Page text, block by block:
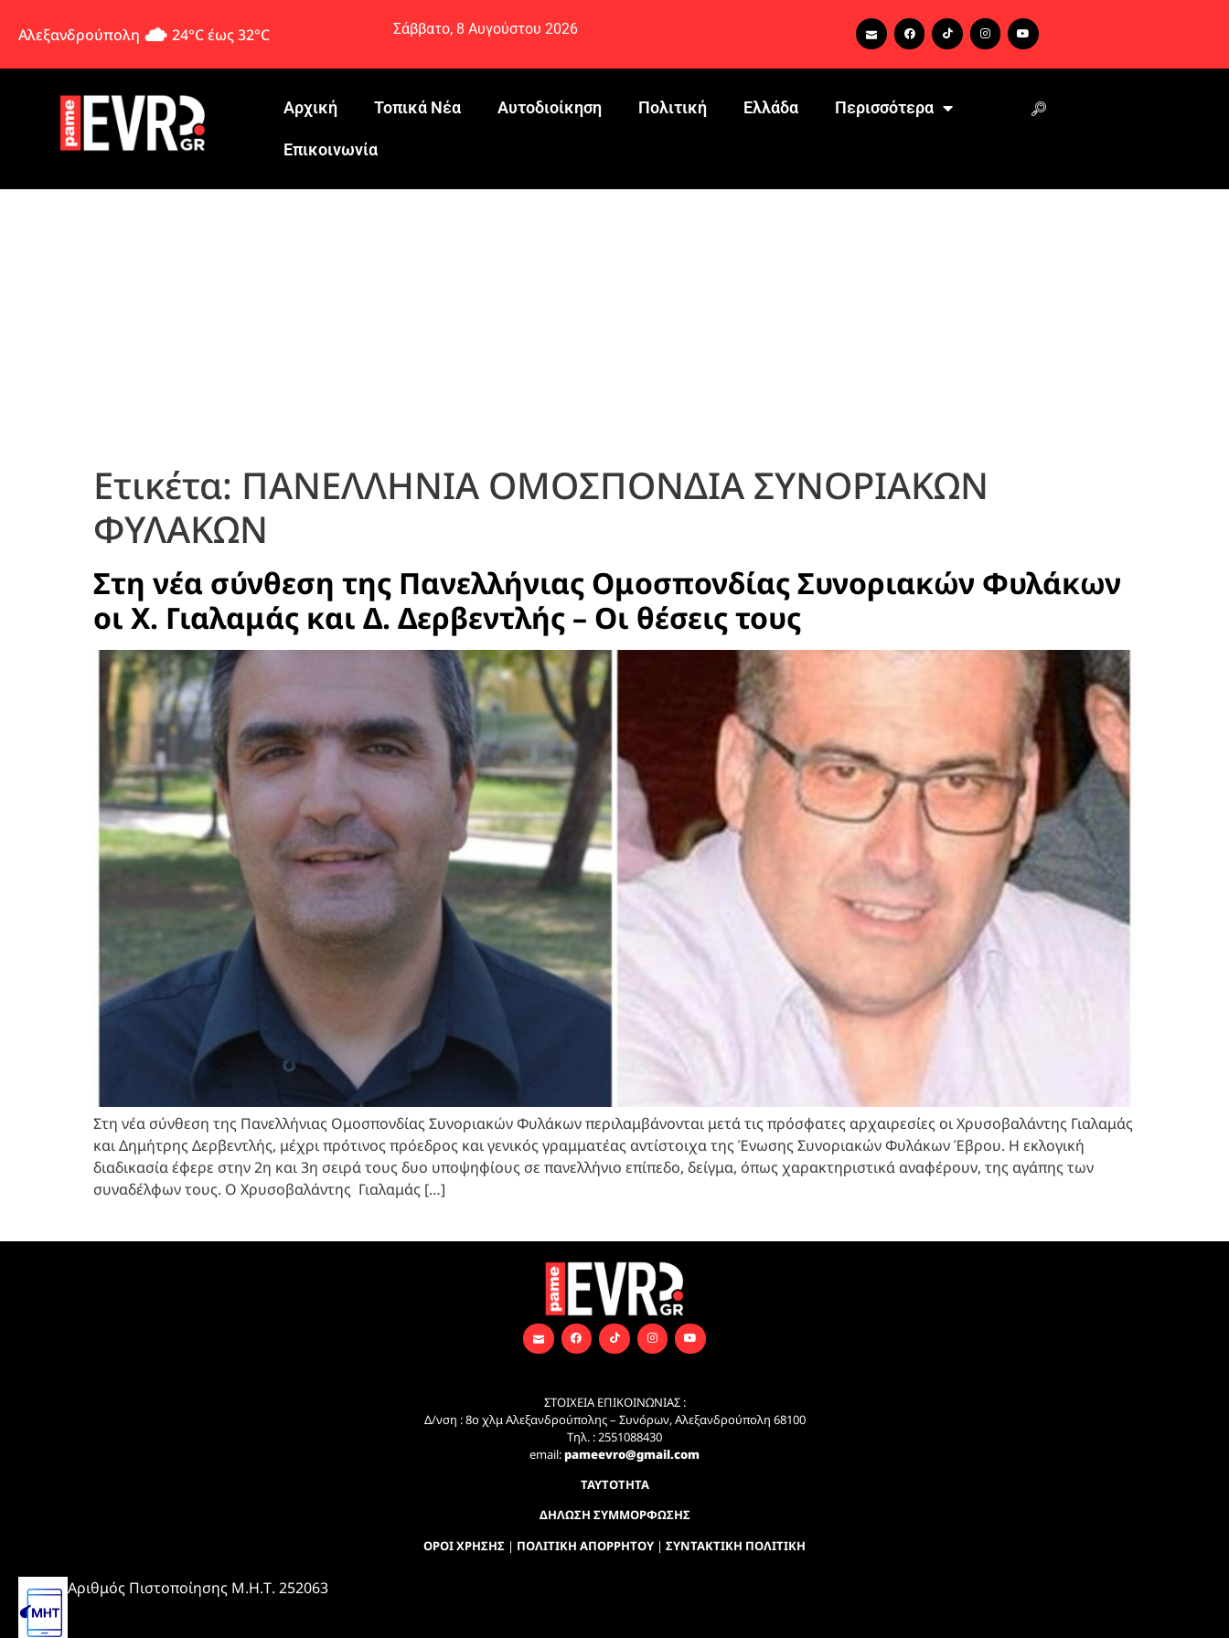
Αλεξανδρούπολη 24°C έως 32°C Σάββατο, 8 Αυγούστου 2026
Αρχική Τοπικά Νέα Αυτοδιοίκηση Πολιτική Ελλάδα Περισσότερα
Eπικοινωνία
Ετικέτα: ΠΑΝΕΛΛΗΝΙΑ ΟΜΟΣΠΟΝΔΙΑ ΣΥΝΟΡΙΑΚΩΝ
ΦΥΛΑΚΩΝ
Στη νέα σύνθεση της Πανελλήνιας Ομοσπονδίας Συνοριακών Φυλάκων
οι Χ. Γιαλαμάς και Δ. Δερβεντλής – Οι θέσεις τους
Στη νέα σύνθεση της Πανελλήνιας Ομοσπονδίας Συνοριακών Φυλάκων περιλαμβάνονται μετά τις πρόσφατες αρχαιρεσίες οι Χρυσοβαλάντης Γιαλαμάς
και Δημήτρης Δερβεντλής, μέχρι πρότινος πρόεδρος και γενικός γραμματέας αντίστοιχα της Ένωσης Συνοριακών Φυλάκων Έβρου. Η εκλογική
διαδικασία έφερε στην 2η και 3η σειρά τους δυο υποψηφίους σε πανελλήνιο επίπεδο, δείγμα, όπως χαρακτηριστικά αναφέρουν, της αγάπης των
συναδέλφων τους. Ο Χρυσοβαλάντης Γιαλαμάς […]
ΣΤΟΙΧΕΙΑ ΕΠΙΚΟΙΝΩΝΙΑΣ :
Δ/νση : 8ο χλμ Αλεξανδρούπολης – Συνόρων, Αλεξανδρούπολη 68100
Τηλ. : 2551088430
email:pameevro@gmail.com
ΤΑΥΤΟΤΗΤΑ
ΔΗΛΩΣΗ ΣΥΜΜΟΡΦΩΣΗΣ
ΟΡΟΙ ΧΡΗΣΗΣ | ΠΟΛΙΤΙΚΗ ΑΠΟΡΡΗΤΟΥ | ΣΥΝΤΑΚΤΙΚΗ ΠΟΛΙΤΙΚΗ
Αριθμός Πιστοποίησης Μ.Η.Τ. 252063